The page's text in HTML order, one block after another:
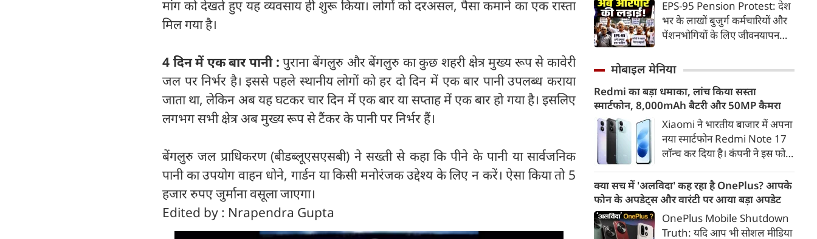
मांग को देखते हुए यह व्यवसाय ही शुरू किया। लोगों को दरअसल, पैसा कमाने का एक रास्ता
मिल गया है।
4 दिन में एक बार पानी :पुराना बेंगलुरु और बेंगलुरु का कुछ शहरी क्षेत्र मुख्य रूप से कावेरी
जल पर निर्भर है। इससे पहले स्थानीय लोगों को हर दो दिन में एक बार पानी उपलब्ध कराया
जाता था, लेकिन अब यह घटकर चार दिन में एक बार या सप्ताह में एक बार हो गया है। इसलिए
लगभग सभी क्षेत्र अब मुख्य रूप से टैंकर के पानी पर निर्भर हैं।
बेंगलुरु जल प्राधिकरण (बीडब्लूएसएसबी) ने सख्ती से कहा कि पीने के पानी या सार्वजनिक
पानी का उपयोग वाहन धोने, गार्डन या किसी मनोरंजक उद्देश्य के लिए न करें। ऐसा किया तो 5
हजार रुपए जुर्माना वसूला जाएगा।
Edited by : Nrapendra Gupta
कार्यालय स्थित लोक सेवा केंद्र का
निरीक्षण कर व्यवस्थाओं का जायजा
लिया। उन्होंने कलेक्ट्रेट कार्यालय में
नागरिकों से संवाद कर क्षेत्र के
प्रगति के विषयों पर विस्तृत चर्चा की।
उन्होंने जनता की समस्याओं का तुरंत
निराकरण भी किया।
सकते हैं, तो उस जीव पर भी एक
गंभीर चर्चा बनती है जिसने किसी भी
सभ्यता से पहले इंसान का साथ चुना
बारे में हमारी राय पशु-चिकित्सकों,
व्यवहार वैज्ञानिकों या विशेषज्ञों से
कम... और व्हाट्सऐप यूनिवर्सिटी से
ज़्यादा बनती है।
EPS-95 Pension Protest: देश
भर के लाखों बुजुर्ग कर्मचारियों और
पेंशनभोगियों के लिए जीवनयापन
है। एम्प्लॉइज पेंशन स्कीम (EPS-95)
से नाराज देश के सेवानिवृत्त कर्मचारी
अब आर-पार की लड़ाई के मूड में हैं।
मोबाइल मेनिया
Redmi का बड़ा धमाका, लांच किया सस्ता
स्मार्टफोन, 8,000mAh बैटरी और 50MP कैमरा
Xiaomi ने भारतीय बाजार में अपना
नया स्मार्टफोन Redmi Note 17
लॉन्च कर दिया है। कंपनी ने इस फोन
डिस्प्ले, 8,000mAh की बड़ी बैटरी
और Qualcomm Snapdragon
चिपसेट के साथ पेश किया है। फोन में
50MP का मेन कैमरा दिया गया है।
क्या सच में 'अलविदा' कह रहा है OnePlus? आपके
फोन के अपडेट्स और वारंटी पर आया बड़ा अपडेट
OnePlus Mobile Shutdown
Truth: यदि आप भी सोशल मीडिया